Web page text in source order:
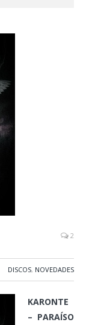
2
DISCOS, NOVEDADES
KARONTE
– PARAÍSO